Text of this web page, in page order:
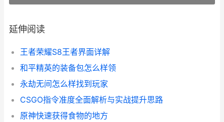
延伸阅读
王者荣耀S8王者界面详解
和平精英的装备包怎么样领
永劫无间怎么样找到玩家
CSGO指令准度全面解析与实战提升思路
原神快速获得食物的地方